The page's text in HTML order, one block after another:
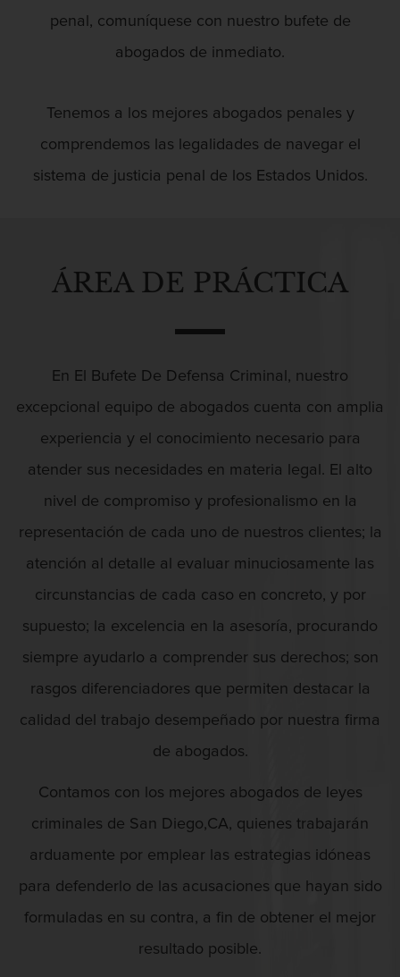
Agresión que causa lesiones
Asalto con Arma Mortal
Asalto con químicos cáusticos
Asuntos Posteriores a la Condena
Eliminación de Antecedentes Penales
Sello de Registros de Arresto
Defensa Criminal
Defensa de Homicidios
Defensa de Licencia Profesional
Licencia De Contabilidad
Licencia Médica
Licencia de Enfermería
Defensa de secuestro
Defensa de Violación
Delincuencia Juvenil
penal, comuníquese con nuestro bufete de
abogados de inmediato.
Tenemos a los mejores abogados penales y
comprendemos las legalidades de navegar el
sistema de justicia penal de los Estados Unidos.
ÁREA DE PRÁCTICA
En El Bufete De Defensa Criminal, nuestro
excepcional equipo de abogados cuenta con amplia
experiencia y el conocimiento necesario para
atender sus necesidades en materia legal. El alto
nivel de compromiso y profesionalismo en la
representación de cada uno de nuestros clientes; la
atención al detalle al evaluar minuciosamente las
circunstancias de cada caso en concreto, y por
supuesto; la excelencia en la asesoría, procurando
siempre ayudarlo a comprender sus derechos; son
rasgos diferenciadores que permiten destacar la
calidad del trabajo desempeñado por nuestra firma
de abogados.
Contamos con los mejores abogados de leyes
criminales de San Diego,CA, quienes trabajarán
arduamente por emplear las estrategias idóneas
para defenderlo de las acusaciones que hayan sido
formuladas en su contra, a fin de obtener el mejor
resultado posible.
Dependientes
Actos Lascivos Con Un Menor
Agresión Contra Un Agente Del Orden
Graves